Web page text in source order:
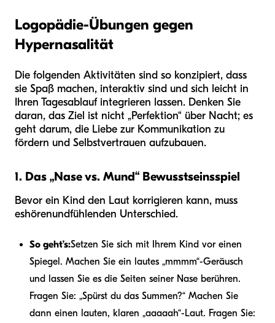
Logopädie-Übungen gegen
Hypernasalität
Die folgenden Aktivitäten sind so konzipiert, dass
sie Spaß machen, interaktiv sind und sich leicht in
Ihren Tagesablauf integrieren lassen. Denken Sie
daran, das Ziel ist nicht „Perfektion“ über Nacht; es
geht darum, die Liebe zur Kommunikation zu
fördern und Selbstvertrauen aufzubauen.
1. Das „Nase vs. Mund“ Bewusstseinsspiel
Bevor ein Kind den Laut korrigieren kann, muss
eshörenundfühlenden Unterschied.
So geht’s:Setzen Sie sich mit Ihrem Kind vor einen
Spiegel. Machen Sie ein lautes „mmmm“-Geräusch
und lassen Sie es die Seiten seiner Nase berühren.
Fragen Sie: „Spürst du das Summen?“ Machen Sie
dann einen lauten, klaren „aaaaah“-Laut. Fragen Sie: